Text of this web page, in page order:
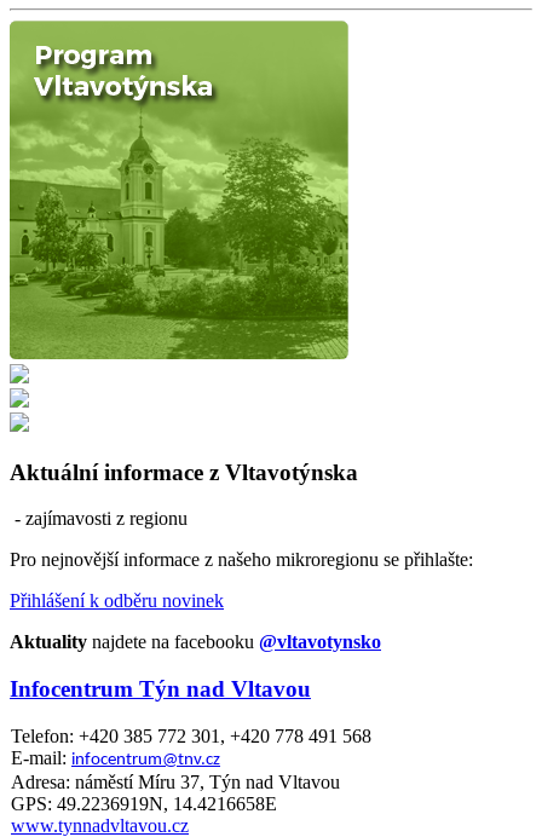
Aktuální informace z Vltavotýnska
- zajímavosti z regionu
Pro nejnovější informace z našeho mikroregionu se přihlašte:
Přihlášení k odběru novinek
Aktuality najdete na facebooku @vltavotynsko
Infocentrum Týn nad Vltavou
Telefon: +420 385 772 301, +420 778 491 568
E-mail: infocentrum@tnv.cz
Adresa: náměstí Míru 37, Týn nad Vltavou
GPS: 49.2236919N, 14.4216658E
www.tynnadvltavou.cz